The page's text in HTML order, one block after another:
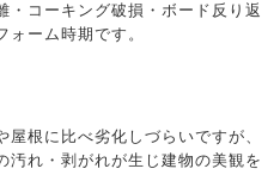
・コーキング破損・ボード反り返
ォーム時期です。
根に比べ劣化しづらいですが、
汚れ・剥がれが生じ建物の美観を